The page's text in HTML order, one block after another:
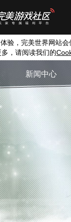
验，完美世界网站
，请阅读我们的
新闻中心